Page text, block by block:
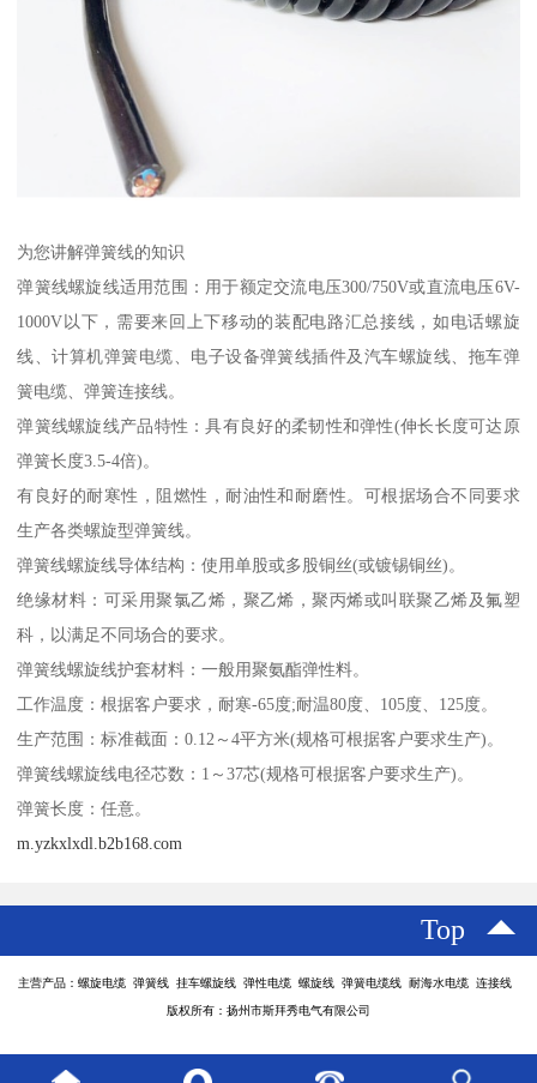
为您讲解弹簧线的知识
弹簧线螺旋线适用范围：用于额定交流电压300/750V或直流电压6V-
1000V以下，需要来回上下移动的装配电路汇总接线，如电话螺旋
线、计算机弹簧电缆、电子设备弹簧线插件及汽车螺旋线、拖车弹
簧电缆、弹簧连接线。
弹簧线螺旋线产品特性：具有良好的柔韧性和弹性(伸长长度可达原
弹簧长度3.5-4倍)。
有良好的耐寒性，阻燃性，耐油性和耐磨性。可根据场合不同要求
生产各类螺旋型弹簧线。
弹簧线螺旋线导体结构：使用单股或多股铜丝(或镀锡铜丝)。
绝缘材料：可采用聚氯乙烯，聚乙烯，聚丙烯或叫联聚乙烯及氟塑
科，以满足不同场合的要求。
弹簧线螺旋线护套材料：一般用聚氨酯弹性料。
工作温度：根据客户要求，耐寒-65度;耐温80度、105度、125度。
生产范围：标准截面：0.12～4平方米(规格可根据客户要求生产)。
弹簧线螺旋线电径芯数：1～37芯(规格可根据客户要求生产)。
弹簧长度：任意。
m.yzkxlxdl.b2b168.com
Top
主营产品：螺旋电缆 弹簧线 挂车螺旋线 弹性电缆 螺旋线 弹簧电缆线 耐海水电缆 连接线
版权所有：扬州市斯拜秀电气有限公司